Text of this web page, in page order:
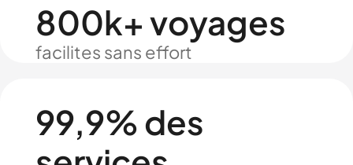
800k+ voyages
facilites sans effort
99,9% des